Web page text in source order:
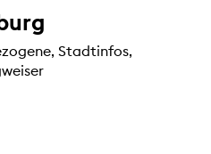
Stadtinfos,